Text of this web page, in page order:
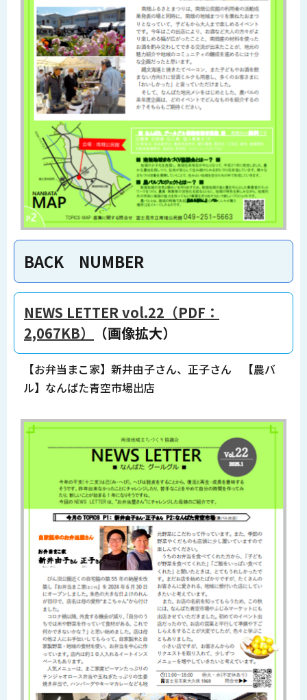
BACK NUMBER
NEWS LETTER vol.22（PDF：
2,067KB）
（画像拡大）
【お弁当まこ家】新井由子さん、正子さん 【農バ
ル】なんばた青空市場出店